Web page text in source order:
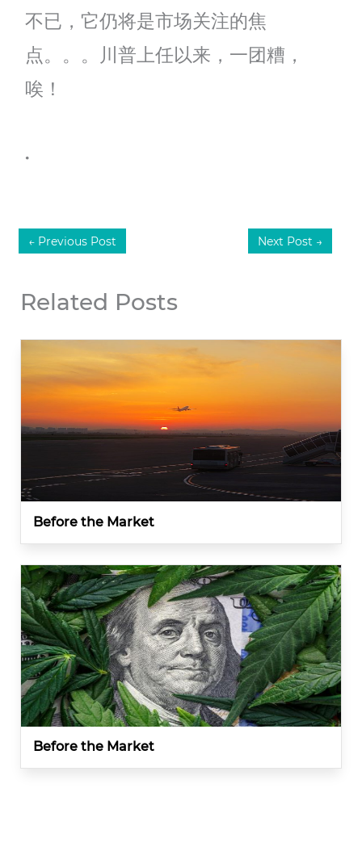
不已，它仍将是市场关注的焦
点。。。川普上任以来，一团糟，
唉！
.
← Previous Post Next Post →
Related Posts
Before the Market
Before the Market